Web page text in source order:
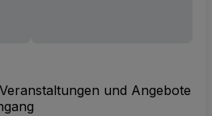
und Angebote